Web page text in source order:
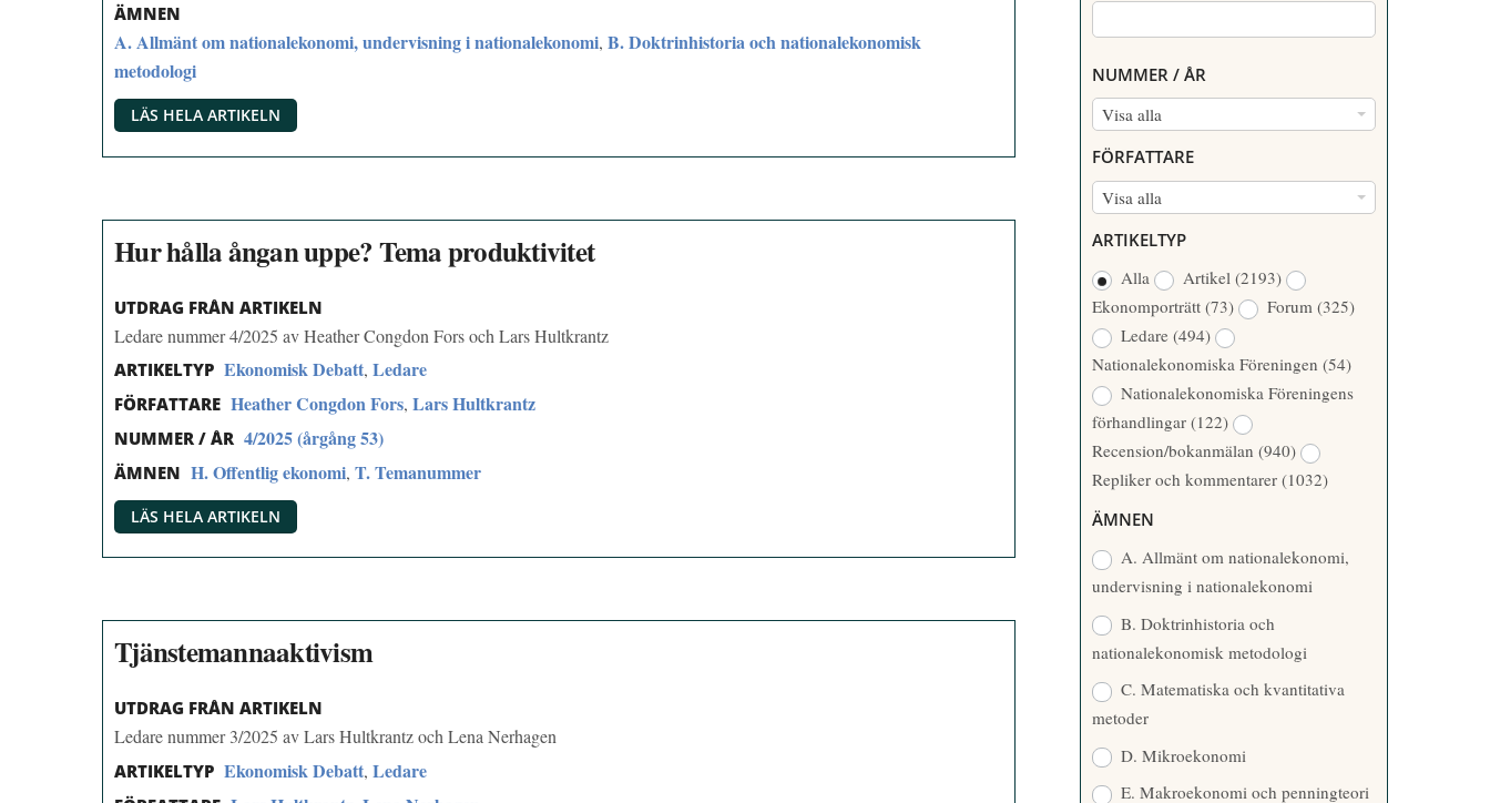
ÄMNEN
A. Allmänt om nationalekonomi, undervisning i nationalekonomi, B. Doktrinhistoria och nationalekonomisk
metodologi
LÄS HELA ARTIKELN
Hur hålla ångan uppe? Tema produktivitet
UTDRAG FRÅN ARTIKELN
Ledare nummer 4/2025 av Heather Congdon Fors och Lars Hultkrantz
ARTIKELTYP Ekonomisk Debatt, Ledare
FÖRFATTARE Heather Congdon Fors, Lars Hultkrantz
NUMMER / ÅR 4/2025 (årgång 53)
ÄMNEN H. Offentlig ekonomi, T. Temanummer
LÄS HELA ARTIKELN
Tjänstemannaaktivism
UTDRAG FRÅN ARTIKELN
Ledare nummer 3/2025 av Lars Hultkrantz och Lena Nerhagen
ARTIKELTYP Ekonomisk Debatt, Ledare
NUMMER / ÅR
Visa alla
N
M
M
/
Å
R
FÖRFATTARE
Visa alla
R
F
A
T
T
A
R
E
ARTIKELTYP
Alla
Artikel (2193)
Ekonomporträtt (73) Forum (325)
Ledare (494)
Nationalekonomiska Föreningen (54)
Nationalekonomiska Föreningens
förhandlingar (122)
Recension/bokanmälan (940)
Repliker och kommentarer (1032)
ÄMNEN
A. Allmänt om nationalekonomi,
undervisning i nationalekonomi
B. Doktrinhistoria och
nationalekonomisk metodologi
C. Matematiska och kvantitativa
metoder
D. Mikroekonomi
E. Makroekonomi och penningteori